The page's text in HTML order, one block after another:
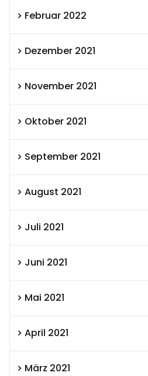
Februar 2022
Dezember 2021
November 2021
Oktober 2021
September 2021
August 2021
Juli 2021
Juni 2021
Mai 2021
April 2021
März 2021